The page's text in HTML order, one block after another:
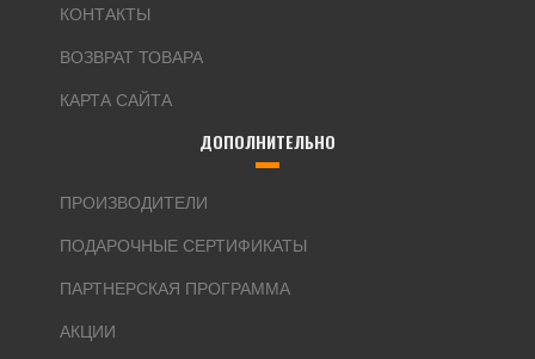
КОНТАКТЫ
ВОЗВРАТ ТОВАРА
КАРТА САЙТА
ДОПОЛНИТЕЛЬНО
ПРОИЗВОДИТЕЛИ
ПОДАРОЧНЫЕ СЕРТИФИКАТЫ
ПАРТНЕРСКАЯ ПРОГРАММА
АКЦИИ